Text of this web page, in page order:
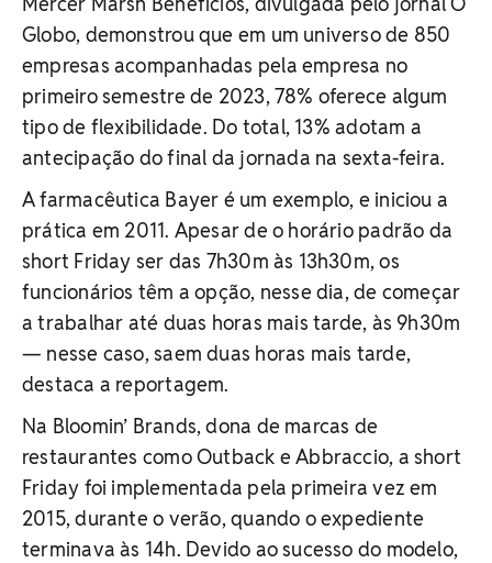
Globo, demonstrou que em um universo de 850
empresas acompanhadas pela empresa no
primeiro semestre de 2023, 78% oferece algum
tipo de flexibilidade. Do total, 13% adotam a
antecipação do final da jornada na sexta-feira.
A farmacêutica Bayer é um exemplo, e iniciou a
prática em 2011. Apesar de o horário padrão da
short Friday ser das 7h30m às 13h30m, os
funcionários têm a opção, nesse dia, de começar
a trabalhar até duas horas mais tarde, às 9h30m
— nesse caso, saem duas horas mais tarde,
destaca a reportagem.
Na Bloomin’ Brands, dona de marcas de
restaurantes como Outback e Abbraccio, a short
Friday foi implementada pela primeira vez em
2015, durante o verão, quando o expediente
terminava às 14h. Devido ao sucesso do modelo,